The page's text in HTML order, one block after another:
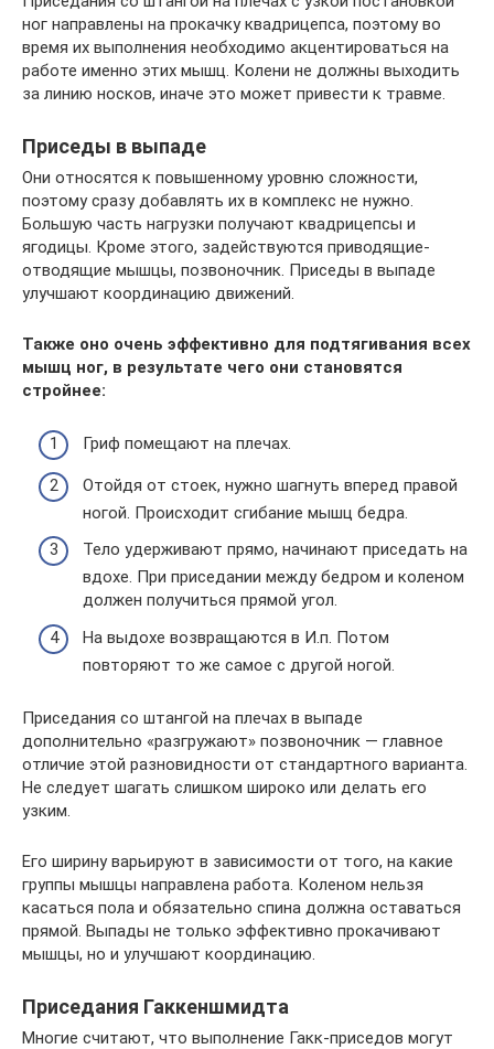
ног направлены на прокачку квадрицепса, поэтому во
время их выполнения необходимо акцентироваться на
работе именно этих мышц. Колени не должны выходить
за линию носков, иначе это может привести к травме.
Приседы в выпаде
Они относятся к повышенному уровню сложности,
поэтому сразу добавлять их в комплекс не нужно.
Большую часть нагрузки получают квадрицепсы и
ягодицы. Кроме этого, задействуются приводящие-
отводящие мышцы, позвоночник. Приседы в выпаде
улучшают координацию движений.
Также оно очень эффективно для подтягивания всех
мышц ног, в результате чего они становятся
стройнее:
Гриф помещают на плечах.
Отойдя от стоек, нужно шагнуть вперед правой
ногой. Происходит сгибание мышц бедра.
Тело удерживают прямо, начинают приседать на
вдохе. При приседании между бедром и коленом
должен получиться прямой угол.
На выдохе возвращаются в И.п. Потом
повторяют то же самое с другой ногой.
Приседания со штангой на плечах в выпаде
дополнительно «разгружают» позвоночник — главное
отличие этой разновидности от стандартного варианта.
Не следует шагать слишком широко или делать его
узким.
Его ширину варьируют в зависимости от того, на какие
группы мышцы направлена работа. Коленом нельзя
касаться пола и обязательно спина должна оставаться
прямой. Выпады не только эффективно прокачивают
мышцы, но и улучшают координацию.
Приседания Гаккеншмидта
Многие считают, что выполнение Гакк-приседов могут